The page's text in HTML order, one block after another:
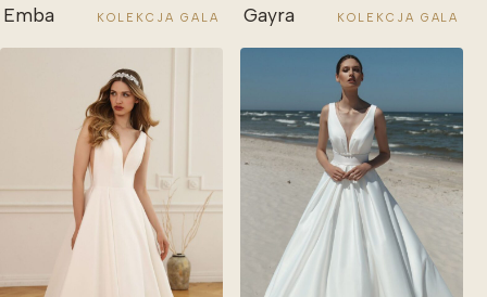
Emba KOLEKCJA GALA Gayra KOLEKCJA GALA